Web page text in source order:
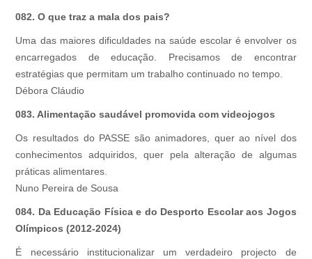
082. O que traz a mala dos pais?
Uma das maiores dificuldades na saúde escolar é envolver os
encarregados de educação. Precisamos de encontrar
estratégias que permitam um trabalho continuado no tempo.
Débora Cláudio
083. Alimentação saudável promovida com videojogos
Os resultados do PASSE são animadores, quer ao nível dos
conhecimentos adquiridos, quer pela alteração de algumas
práticas alimentares.
Nuno Pereira de Sousa
084. Da Educação Física e do Desporto Escolar aos Jogos
Olímpicos (2012-2024)
É necessário institucionalizar um verdadeiro projecto de